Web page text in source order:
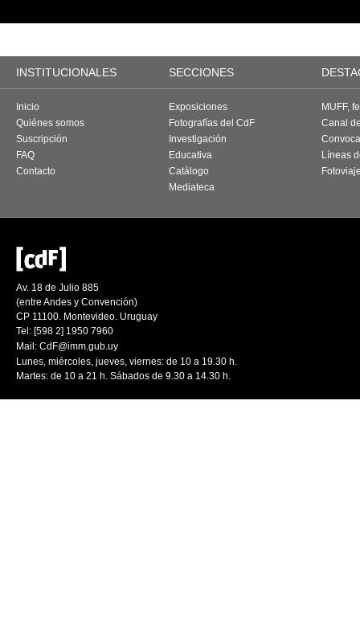
INSTITUCIONALES SECCIONES
Inicio
Quiénes somos
Suscripción
FAQ
Contacto
Exposiciones
Fotografías del CdF
Investigación
Educativa
Catálogo
Mediateca
MUFF,
Canal
Líneas
Av. 18 de Julio 885
(entre Andes y Convención)
CP 11100. Montevideo. Uruguay
Tel: [598 2] 1950 7960
Mail: CdF@imm.gub.uy
Lunes, miércoles, jueves, viernes: de 10 a 19.30 h.
Martes: de 10 a 21 h. Sábados de 9.30 a 14.30 h.